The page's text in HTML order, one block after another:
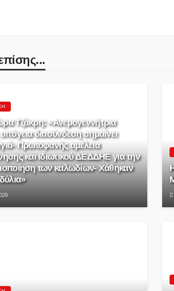
Τζάκρη: «Ανεμογεννήτρια
διασύνδεση σημαίνει
Πρωτοφανής αμέλεια
και ιδιωτικού ΔΕΔΔΗΕ για την
των καλωδίων- Χάθηκαν